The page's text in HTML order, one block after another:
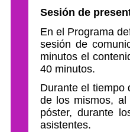
Sesión de
En el Programa
sesión de
minutos el
40 minutos.
Durante el tiempo
de los mismos,
póster, durante
asistentes.